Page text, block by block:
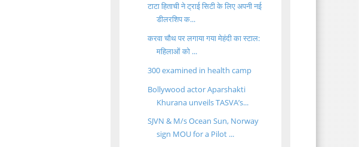
टाटा हिताची ने ट्राई सिटी के लिए अपनी नई
डीलरशिप क...
करवा चौथ पर लगाया गया मेहंदी का स्टाल:
महिलाओं को ...
300 examined in health camp
Bollywood actor Aparshakti
Khurana unveils TASVA’s...
SJVN & M/s Ocean Sun, Norway
sign MOU for a Pilot ...